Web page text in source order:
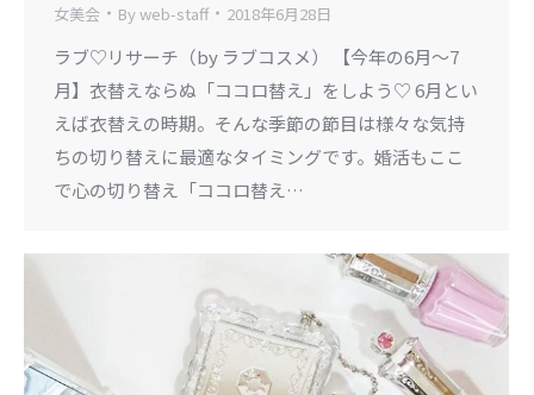
女美会 Byweb-staff 2018年6月28日
ラブ♡リサーチ（by ラブコスメ） 【今年の6月〜7
月】衣替えならぬ「ココロ替え」をしよう♡ 6月とい
えば衣替えの時期。そんな季節の節目は様々な気持
ちの切り替えに最適なタイミングです。婚活もここ
で心の切り替え「ココロ替え…